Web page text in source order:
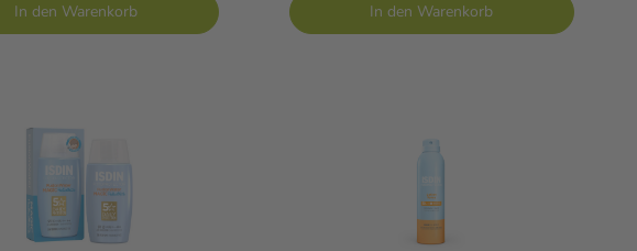
In den Warenkorb In den Warenkorb